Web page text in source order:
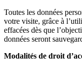
Toutes les données
votre visite, grâce à
effacées dès que
données seront
Modalités de droit